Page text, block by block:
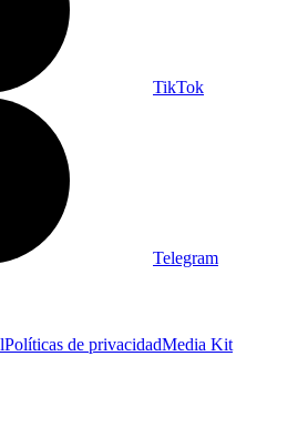
TikTok
Telegram
Políticas de privacidadMedia Kit